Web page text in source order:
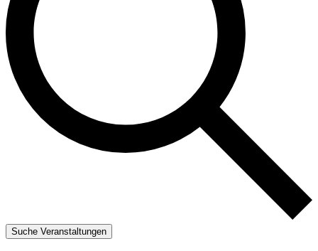
Suche Veranstaltungen